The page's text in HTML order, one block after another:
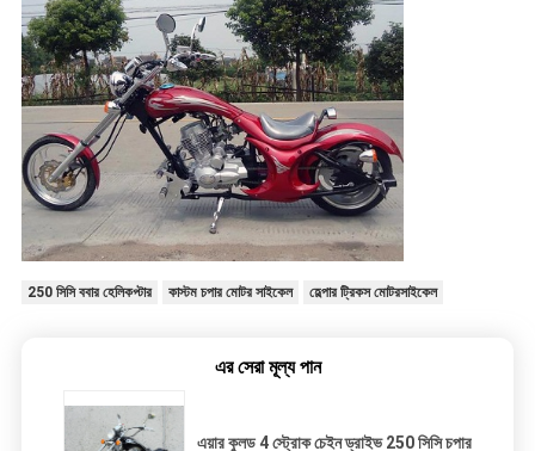
250 সিসি ববার হেলিকপ্টার কাস্টম চপার মোটর সাইকেল হেল্পার ট্রিকস মোটরসাইকেল
এর সেরা মূল্য পান
এয়ার কুলড 4 স্ট্রোক চেইন ড্রাইভ 250 সিসি চপার